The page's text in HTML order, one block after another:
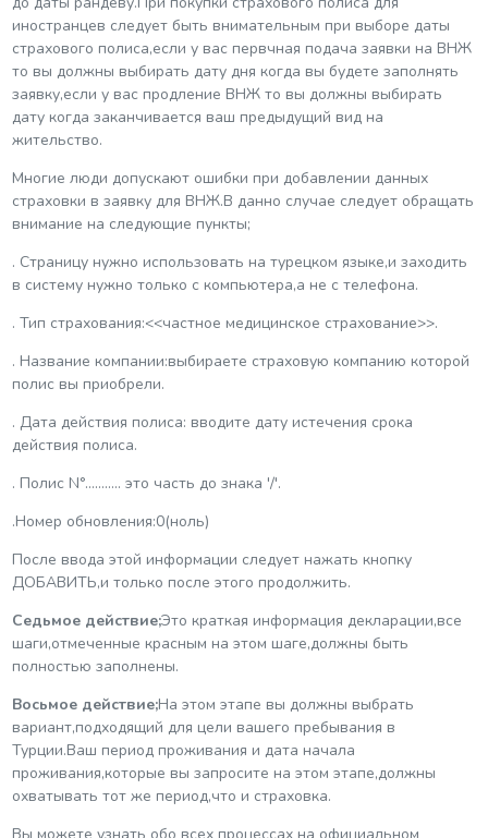
иностранцев следует быть внимательным при выборе даты
страхового полиса,если у вас первчная подача заявки на ВНЖ
то вы должны выбирать дату дня когда вы будете заполнять
заявку,если у вас продление ВНЖ то вы должны выбирать
дату когда заканчивается ваш предыдущий вид на
жительство.
Многие люди допускают ошибки при добавлении данных
страховки в заявку для ВНЖ.В данно случае следует обращать
внимание на следующие пункты;
. Страницу нужно использовать на турецком языке,и заходить
в систему нужно только с компьютера,а не с телефона.
. Тип страхования:<<частное медицинское страхование>>.
. Название компании:выбираете страховую компанию которой
полис вы приобрели.
. Дата действия полиса: вводите дату истечения срока
действия полиса.
. Полис N°........... это часть до знака '/'.
.Номер обновления:0(ноль)
После ввода этой информации следует нажать кнопку
ДОБАВИТЬ,и только после этого продолжить.
Седьмое действие;Это краткая информация декларации,все
шаги,отмеченные красным на этом шаге,должны быть
полностью заполнены.
Восьмое действие;На этом этапе вы должны выбрать
вариант,подходящий для цели вашего пребывания в
Турции.Ваш период проживания и дата начала
проживания,которые вы запросите на этом этапе,должны
охватывать тот же период,что и страховка.